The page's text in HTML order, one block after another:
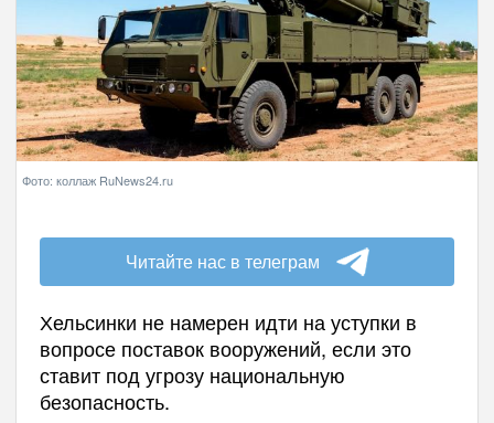
Фото: коллаж RuNews24.ru
Читайте нас в телеграм
Хельсинки не намерен идти на уступки в
вопросе поставок вооружений, если это
ставит под угрозу национальную
безопасность.